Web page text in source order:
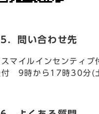
5．問い合わせ先
スマイルインセンテ
付 9時から17時30分(